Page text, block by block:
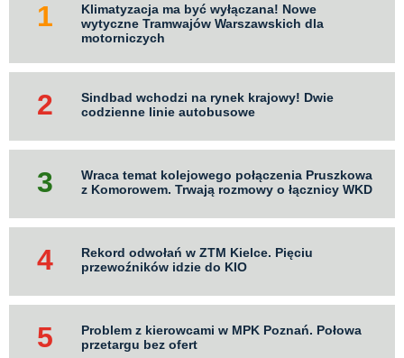
Klimatyzacja ma być wyłączana! Nowe
wytyczne Tramwajów Warszawskich dla
motorniczych
Sindbad wchodzi na rynek krajowy! Dwie
codzienne linie autobusowe
Wraca temat kolejowego połączenia Pruszkowa
z Komorowem. Trwają rozmowy o łącznicy WKD
Rekord odwołań w ZTM Kielce. Pięciu
przewoźników idzie do KIO
Problem z kierowcami w MPK Poznań. Połowa
przetargu bez ofert